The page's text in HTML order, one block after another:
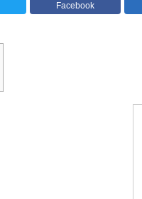
Facebook